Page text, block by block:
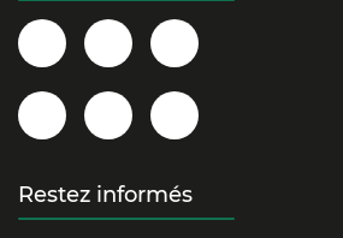
Département
de
la
sur
Facebook
@la.mayenne
sur
Instagram
@lamayenne
sur
Twitter/X
@la_mayenne
YouTube
Département
la
@lamayenne
TikTok
Restez informés